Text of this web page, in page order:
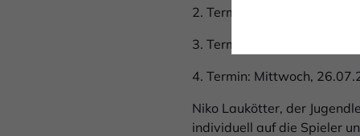
2. Termin: Mittwoch,
3. Termin: Mittwoch,
4. Termin: Mittwoch,
Niko Laukötter, der
individuell auf die Spieler